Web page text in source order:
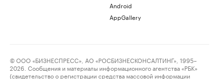
Android
AppGallery
© ООО «БИЗНЕСПРЕСС», АО «РОСБИЗНЕСКОНСАЛТИНГ», 1995–
2026. Сообщения и материалы информационного агентства «РБК»
(свидетельство о регистрации средства массовой информации